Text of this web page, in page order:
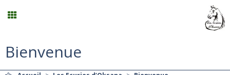
Planning
Bienvenue